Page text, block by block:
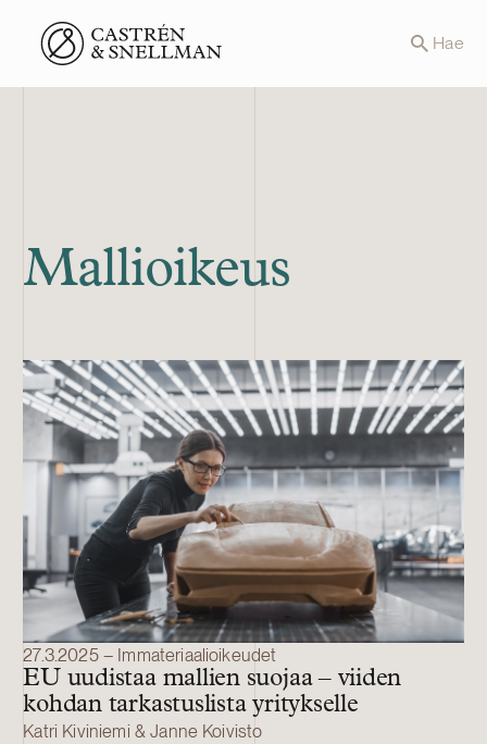
Front page Hae
Mallioikeus
27.3.2025 – Immateriaalioikeudet
EU uudistaa mallien suojaa – viiden
kohdan tarkastuslista yritykselle
Katri Kiviniemi & Janne Koivisto